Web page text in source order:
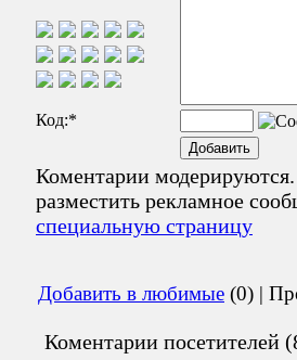
Код:*
Коментарии
разместить рекламное
специальную страницу
Добавить в любимые (0) |
Коментарии посетителей